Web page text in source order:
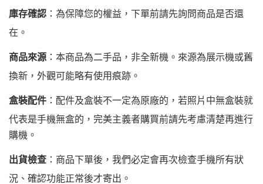
庫存確認 ：為保障您的權益，下單前請先詢問商品是否還
在。
商品來源 ：本商品為二手品，非全新機。來源為展示機或舊
換新，外觀可能略有使用痕跡。
盒裝配件 ：配件及盒裝不一定為原廠的，若照片中無盒裝就
代表是手機無盒的，完美主義者購買前請先考慮清楚再進行
購機。
出貨檢查 ：商品下單後，我們必定會再次檢查手機所有狀
況、確認功能正常後才寄出。